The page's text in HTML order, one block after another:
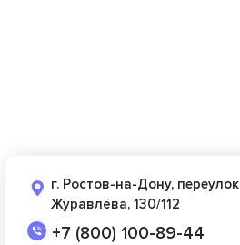
г. Ростов-на-Дону, переулок
Журавлёва, 130/112
+7 (800) 100-89-44